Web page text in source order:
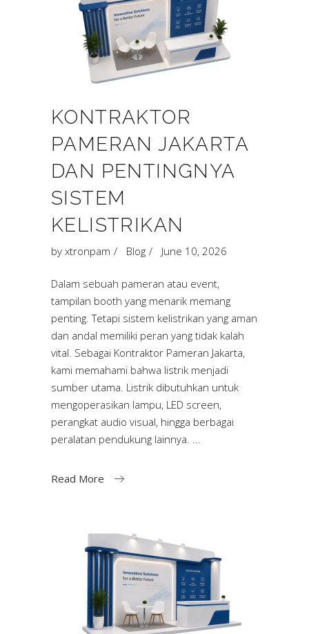
KONTRAKTOR
PAMERAN JAKARTA
DAN PENTINGNYA
SISTEM
KELISTRIKAN
by xtronpam Blog June 10, 2026
Dalam sebuah pameran atau event,
tampilan booth yang menarik memang
penting. Tetapi sistem kelistrikan yang aman
dan andal memiliki peran yang tidak kalah
vital. Sebagai Kontraktor Pameran Jakarta,
kami memahami bahwa listrik menjadi
sumber utama. Listrik dibutuhkan untuk
mengoperasikan lampu, LED screen,
perangkat audio visual, hingga berbagai
peralatan pendukung lainnya.
Read More